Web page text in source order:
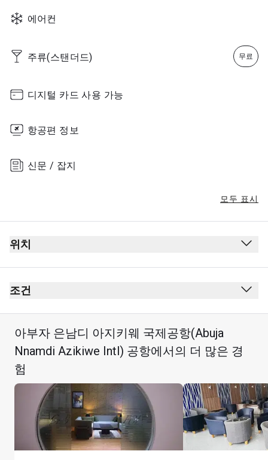
Thursday
Friday 07:00 - 20:00
Sunday
에어컨
주류(스탠더드) 무료
디지털 카드 사용 가능
항공편 정보
신문 / 잡지
모두 표시
위치
조건
최대 이용 시간: 3시간
아부자 은남디 아지키웨 국제공항(Abuja
Nnamdi Azikiwe Intl) 공항에서의 더 많은 경
험